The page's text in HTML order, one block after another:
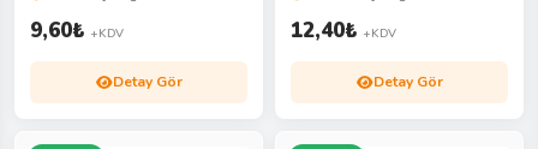
9,60₺ +KDV
Detay Gör
12,40₺ +KDV
Detay Gör